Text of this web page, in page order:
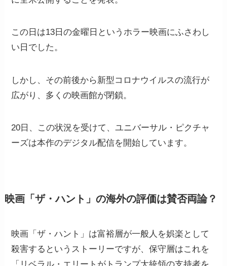
この日は13日の金曜日というホラー映画にふさわし
い日でした。
しかし、その前後から新型コロナウイルスの流行が
広がり、多くの映画館が閉鎖。
20日、この状況を受けて、ユニバーサル・ピクチャ
ーズは本作のデジタル配信を開始しています。
映画「ザ・ハント」の海外の評価は賛否両論？
映画「ザ・ハント」は富裕層が一般人を娯楽として
殺害するというストーリーですが、保守層はこれを